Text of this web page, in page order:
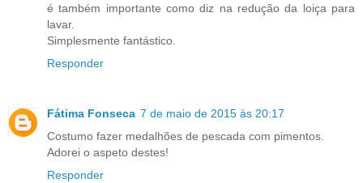
é também importante como diz na redução da loiça para
lavar.
Simplesmente fantástico.
Responder
Fátima Fonseca 7 de maio de 2015 às 20:17
Costumo fazer medalhões de pescada com pimentos.
Adorei o aspeto destes!
Responder